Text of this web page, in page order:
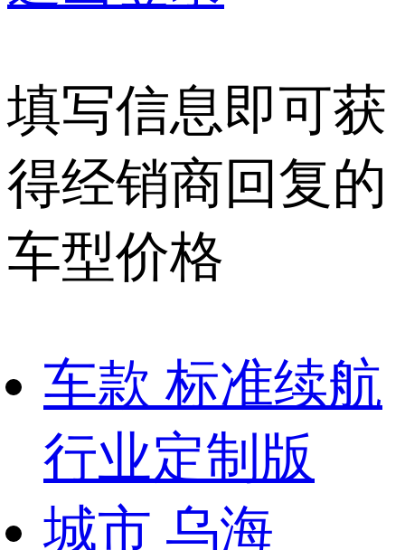
填写信息即可获
得经销商回复的
车型价格
车款 标准续航
行业定制版
城市 乌海